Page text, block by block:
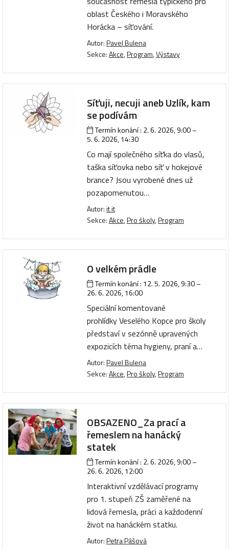
oblast Českého i Moravského
Horácka – síťování.
Autor:Pavel Bulena
Sekce:Akce,Program,Výstavy
Síťuji, necuji aneb Uzlík, kam
se podívám
Termín konání : 2. 6. 2026, 9:00–
5. 6. 2026, 14:30
Co mají společného síťka do vlasů,
taška síťovka nebo síť v hokejové
brance? Jsou vyrobené dnes už
pozapomenutou…
Autor:it it
Sekce:Akce,Pro školy,Program
O velkém prádle
Termín konání : 12. 5. 2026, 9:30–
26. 6. 2026, 16:00
Speciální komentované
prohlídky Veselého Kopce pro školy
představí v sezónně upravených
expozicích téma hygieny, praní a…
Autor:Pavel Bulena
Sekce:Akce,Pro školy,Program
OBSAZENO_Za prací a
řemeslem na hanácký
statek
Termín konání : 2. 6. 2026, 9:00–
26. 6. 2026, 12:00
Interaktivní vzdělávací programy
pro 1. stupeň ZŠ zaměřené na
lidová řemesla, práci a každodenní
život na hanáckém statku.
Autor:Petra Pášová